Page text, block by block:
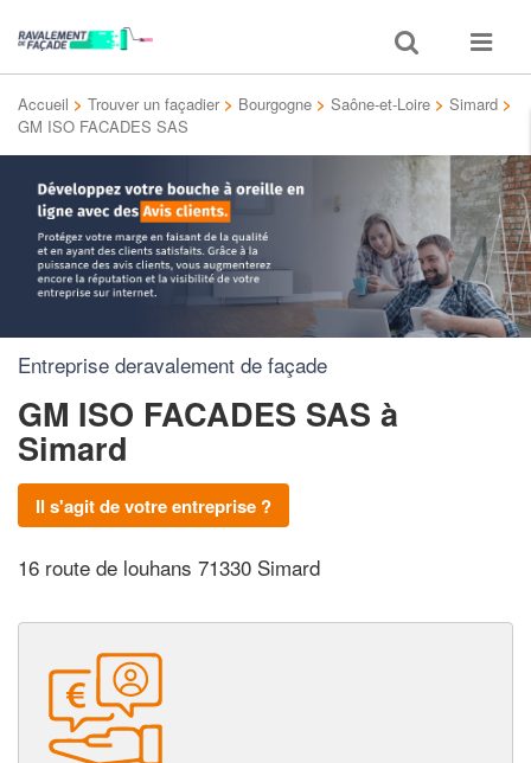
Toggle
search
Toggle
Accueil > Trouver un façadier > Bourgogne > Saône-et-Loire > Simard >
GM ISO FACADES SAS
Entreprise deravalement de façade
GM ISO FACADES SAS à
Simard
Il s'agit de votre entreprise ?
16 route de louhans 71330 Simard